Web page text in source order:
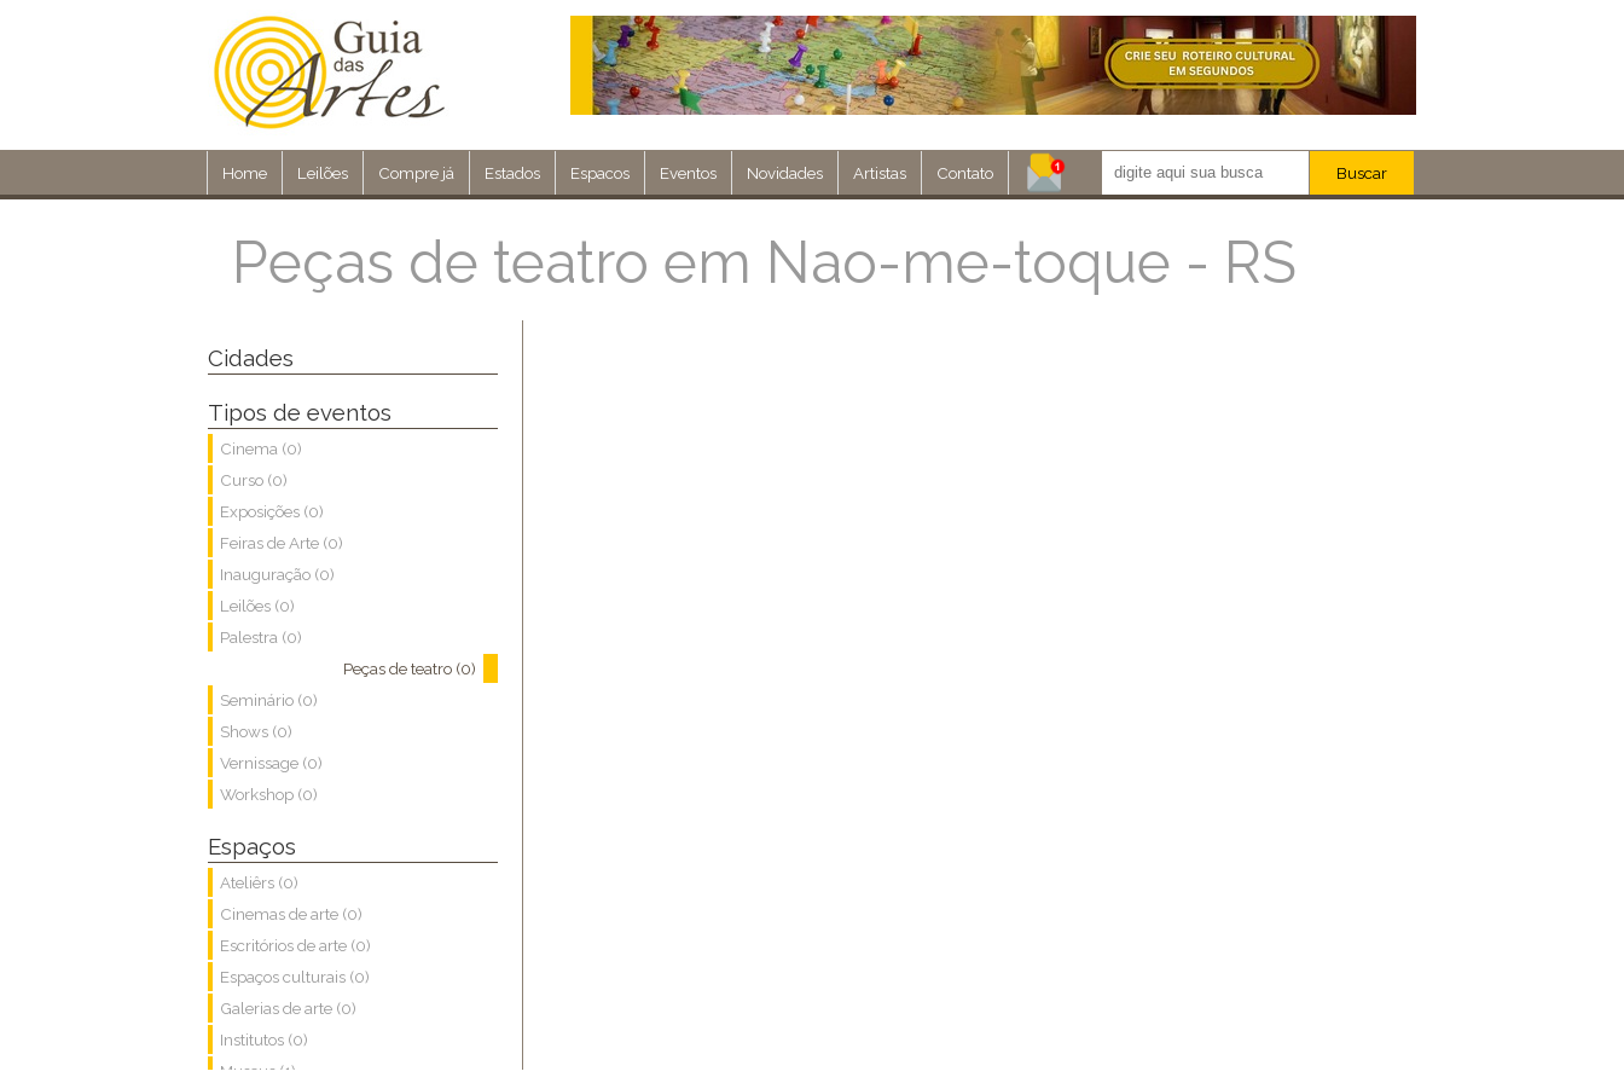
Home Leilões Compre já Estados Espacos Eventos Novidades Artistas Contato Buscar
Peças de teatro em Nao-me-toque - RS
Cidades
Tipos de eventos
Cinema (0)
Curso (0)
Exposições (0)
Feiras de Arte (0)
Inauguração (0)
Leilões (0)
Palestra (0)
Peças de teatro (0)
Seminário (0)
Shows (0)
Vernissage (0)
Workshop (0)
Espaços
Ateliêrs (0)
Cinemas de arte (0)
Escritórios de arte (0)
Espaços culturais (0)
Galerias de arte (0)
Institutos (0)
Museus (1)